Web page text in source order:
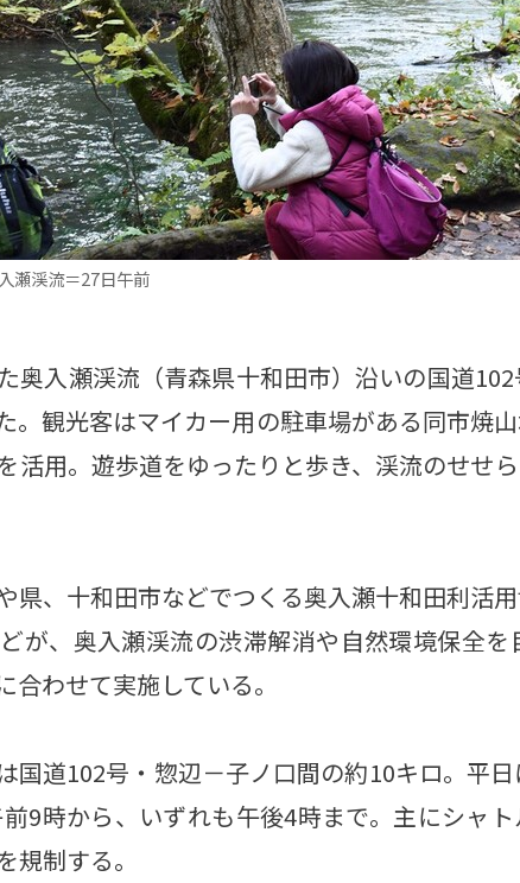
瀬渓流＝27日午前
奥入瀬渓流（青森県十和田市）沿いの国道
。観光客はマイカー用の駐車場がある同市焼
活用。遊歩道をゆったりと歩き、渓流のせせら
県、十和田市などでつくる奥入瀬十和田利活用
が、奥入瀬渓流の渋滞解消や自然環境保全を
わせて実施している。
国道102号・惣辺－子ノ口間の約10キロ。平
9時から、いずれも午後4時まで。主にシャト
規制する。